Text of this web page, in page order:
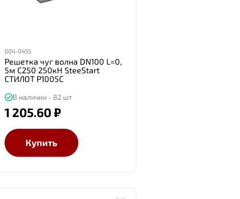
004-0455
Решетка чуг волна DN100 L=0,
5м С250 250кН SteeStart
СТИЛОТ P1005C
В наличии - 82 шт
1 205.60 ₽
Купить